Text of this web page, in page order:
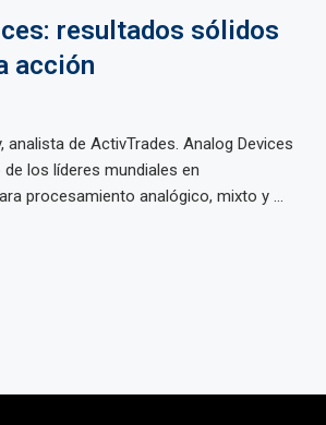
resultados sólidos
acción
analista de ActivTrades. Analog Devices
de los líderes mundiales en
procesamiento analógico, mixto y ...